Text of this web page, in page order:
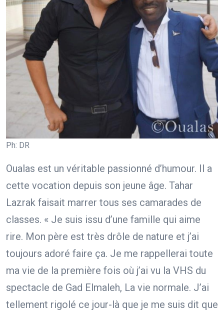
Ph: DR
Oualas est un véritable passionné d’humour. Il a
cette vocation depuis son jeune âge. Tahar
Lazrak faisait marrer tous ses camarades de
classes. « Je suis issu d’une famille qui aime
rire. Mon père est très drôle de nature et j’ai
toujours adoré faire ça. Je me rappellerai toute
ma vie de la première fois où j’ai vu la VHS du
spectacle de Gad Elmaleh, La vie normale. J’ai
tellement rigolé ce jour-là que je me suis dit que